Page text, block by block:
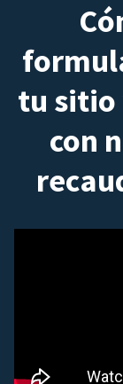
tu sitio
con